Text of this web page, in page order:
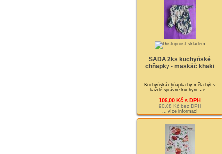
SADA 2ks kuchyňské
chňapky - maskáč khaki
Kuchyňská chňapka by měla být v
každé správné kuchyni. Je...
109,00 Kč s DPH
90,08 Kč bez DPH
... více informací